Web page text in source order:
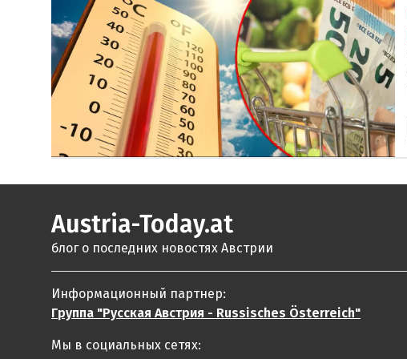
Austria-Today.at
блог о последних новостях Австрии
Информационный партнер:
Группа "Русская Австрия - Russisches Österreich"
Мы в социальных сетях: